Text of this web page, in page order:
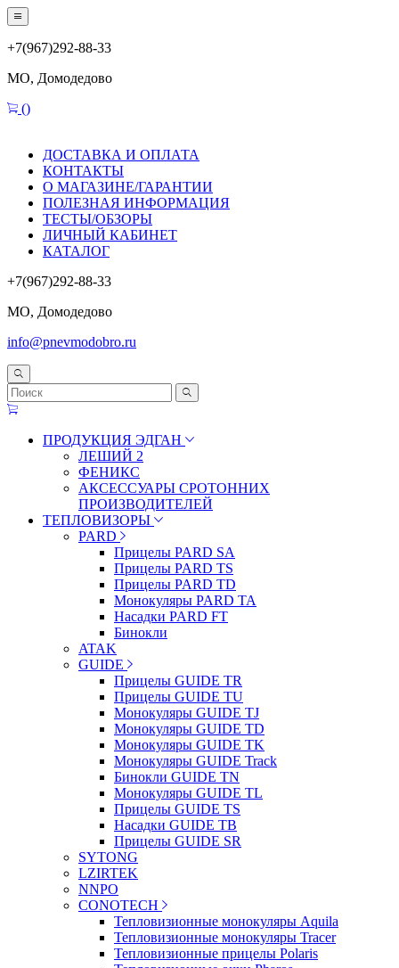
+7(967)292-88-33
МО, Домодедово
()
ДОСТАВКА И ОПЛАТА
КОНТАКТЫ
О МАГАЗИНЕ/ГАРАНТИИ
ПОЛЕЗНАЯ ИНФОРМАЦИЯ
ТЕСТЫ/ОБЗОРЫ
ЛИЧНЫЙ КАБИНЕТ
КАТАЛОГ
+7(967)292-88-33
МО, Домодедово
info@pnevmodobro.ru
ПРОДУКЦИЯ ЭДГАН
ЛЕШИЙ 2
ФЕНИКС
АКСЕССУАРЫ СРОТОННИХ
ПРОИЗВОДИТЕЛЕЙ
ТЕПЛОВИЗОРЫ
PARD
Прицелы PARD SA
Прицелы PARD TS
Прицелы PARD TD
Монокуляры PARD TA
Насадки PARD FT
Бинокли
ATAK
GUIDE
Прицелы GUIDE TR
Прицелы GUIDE TU
Монокуляры GUIDE TJ
Монокуляры GUIDE TD
Монокуляры GUIDE TK
Монокуляры GUIDE Track
Бинокли GUIDE TN
Монокуляры GUIDE TL
Прицелы GUIDE TS
Насадки GUIDE TB
Прицелы GUIDE SR
SYTONG
LZIRTEK
NNPO
CONOTECH
Тепловизионные монокуляры Aquila
Тепловизионные монокуляры Tracer
Тепловизионные прицелы Polaris